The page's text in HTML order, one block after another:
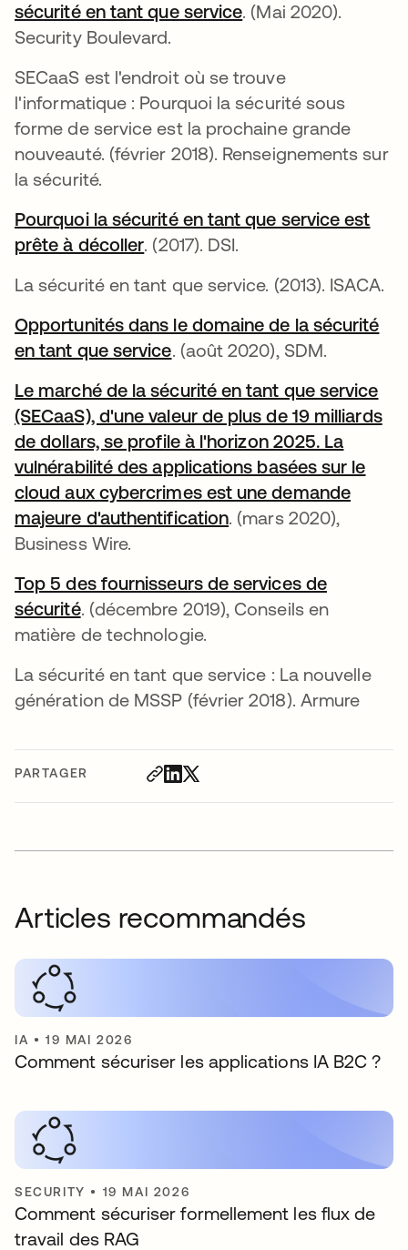
PARTAGER
sécurité en tant que services’ouvre dans un
. (Mai 2020).
Security Boulevard.
SECaaS est l'endroit où se trouve
l'informatique : Pourquoi la sécurité sous
forme de service est la prochaine grande
nouveauté. (février 2018). Renseignements sur
la sécurité.
Pourquoi la sécurité en tant que service est
prête à décollers’ouvre dans un nouvel onglet
. (2017). DSI.
La sécurité en tant que service. (2013). ISACA.
Opportunités dans le domaine de la sécurité
en tant que services’ouvre dans un nouvel
. (août 2020), SDM.
Le marché de la sécurité en tant que service
(SECaaS), d'une valeur de plus de 19 milliards
de dollars, se profile à l'horizon 2025. La
vulnérabilité des applications basées sur le
cloud aux cybercrimes est une demande
majeure d'authentifications’ouvre dans un
. (mars 2020),
Business Wire.
Top 5 des fournisseurs de services de
sécurités’ouvre dans un nouvel onglet
. (décembre 2019), Conseils en
matière de technologie.
La sécurité en tant que service : La nouvelle
génération de MSSP (février 2018). Armure
Articles recommandés
IA •19 MAI 2026
Comment sécuriser les applications IA B2C ?
SECURITY • 19 MAI 2026
Comment sécuriser formellement les flux de
travail des RAG